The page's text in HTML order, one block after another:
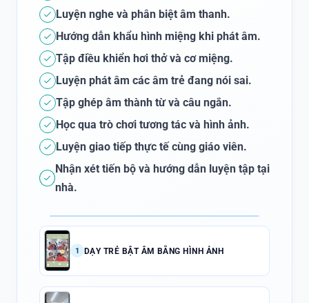
Luyện nghe và phân biệt âm thanh.
Hướng dẫn khẩu hình miệng khi phát âm.
Tập điều khiển hơi thở và cơ miệng.
Luyện phát âm các âm trẻ đang nói sai.
Tập ghép âm thành từ và câu ngắn.
Học qua trò chơi tương tác và hình ảnh.
Luyện giao tiếp thực tế cùng giáo viên.
Nhận xét tiến bộ và hướng dẫn luyện tập tại
nhà.
1 DẠY TRẺ BẬT ÂM BẰNG HÌNH ẢNH